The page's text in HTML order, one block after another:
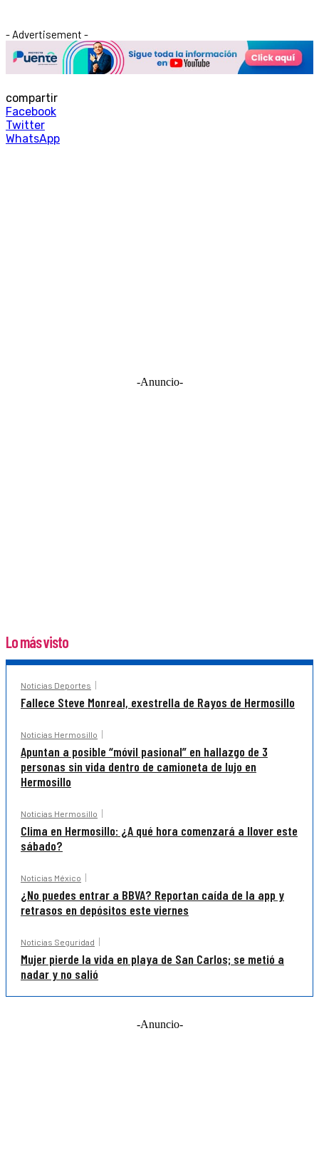
- Advertisement -
compartir
Facebook
Twitter
WhatsApp
-Anuncio-
Lo más visto
Noticias Deportes
Fallece Steve Monreal, exestrella de Rayos de Hermosillo
Noticias Hermosillo
Apuntan a posible “móvil pasional” en hallazgo de 3
personas sin vida dentro de camioneta de lujo en
Hermosillo
Noticias Hermosillo
Clima en Hermosillo: ¿A qué hora comenzará a llover este
sábado?
Noticias México
¿No puedes entrar a BBVA? Reportan caída de la app y
retrasos en depósitos este viernes
Noticias Seguridad
Mujer pierde la vida en playa de San Carlos; se metió a
nadar y no salió
-Anuncio-